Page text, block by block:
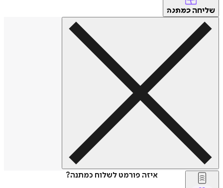
שליחה כמתנה
איזה פורמט לשלוח כמתנה?